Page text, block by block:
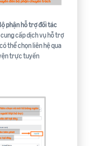
phận hỗ trợ đối tác
cấp dịch vụ hỗ trợ
thể chọn liên hệ qua
trực tuyến